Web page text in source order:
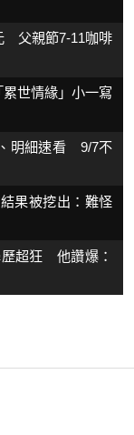
父親節7-11咖啡
世情緣」小一寫
明細速看 9/7不
果被挖出：難怪
歷超狂 他讚爆：